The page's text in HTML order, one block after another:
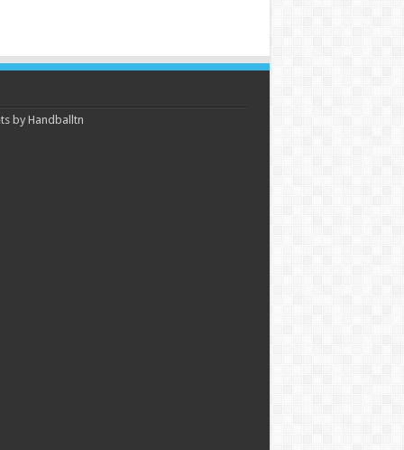
by Handballtn